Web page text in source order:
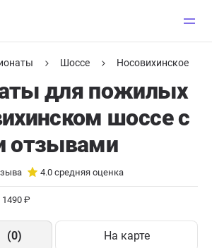
Шоссе Носовихинское
для пожилых
шоссе с
отзывами
4.0 средняя оценка
₽
(0) На карте